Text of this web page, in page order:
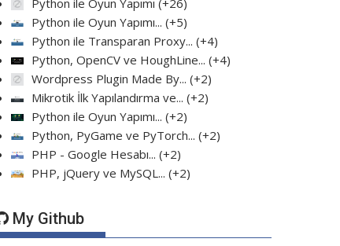
Python ile Oyun Yapımı... +5
Python ile Transparan Proxy... +4
Python, OpenCV ve HoughLine... +4
Wordpress Plugin Made By... +2
Mikrotik İlk Yapılandırma ve... +2
Python ile Oyun Yapımı... +2
Python, PyGame ve PyTorch... +2
PHP - Google Hesabı... +2
PHP, jQuery ve MySQL... +2
My Github